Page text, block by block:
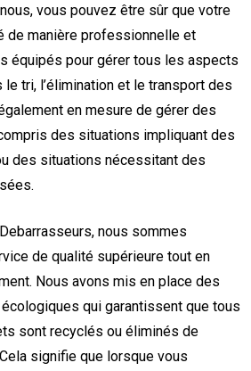
vous pouvez être sûr que votre
de manière professionnelle et
équipés pour gérer tous les aspects
tri, l’élimination et le transport des
en mesure de gérer des
des situations impliquant des
des situations nécessitant des
nous sommes
de qualité supérieure tout en
Nous avons mis en place des
qui garantissent que tous
sont recyclés ou éliminés de
signifie que lorsque vous